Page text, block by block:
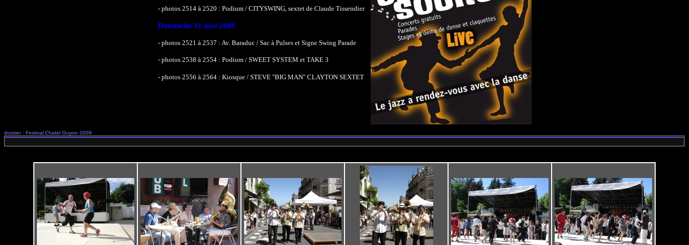
- photos 2514 à 2520 : Podium / CITYSWING, sextet de Claude Tissendier
Dimanche 31 mai 2009
- photos 2521 à 2537 : Av. Baraduc / Sac à Pulses et Signe Swing Parade
- photos 2538 à 2554 : Podium / SWEET SYSTEM et TAKE 3
- photos 2556 à 2564 : Kiosque / STEVE "BIG MAN" CLAYTON SEXTET
dossier : Festival Chatel Guyon 2009